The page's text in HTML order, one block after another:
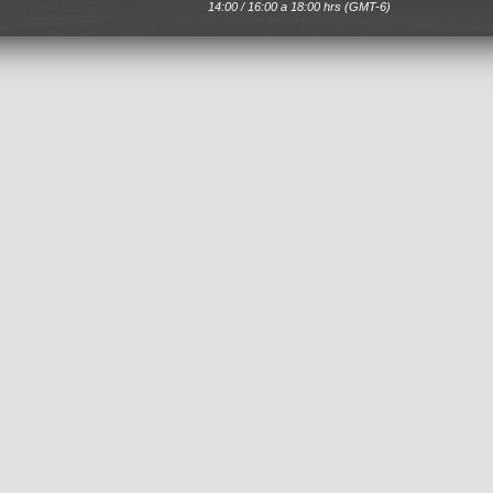
14:00 / 16:00 a 18:00 hrs (GMT-6)